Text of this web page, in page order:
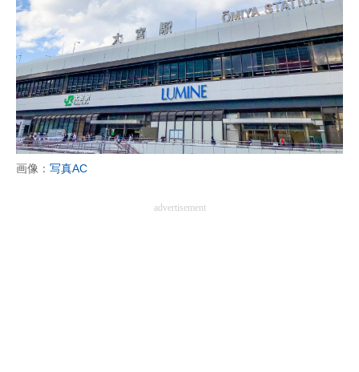
ビジネスと働き方のヒント
AI活用のいまが分かる
企業ITのトレンドを詳説
経営リーダーのコミュニティ
マーケ×ITの今がよく分かる
画像： 写真AC
advertisement